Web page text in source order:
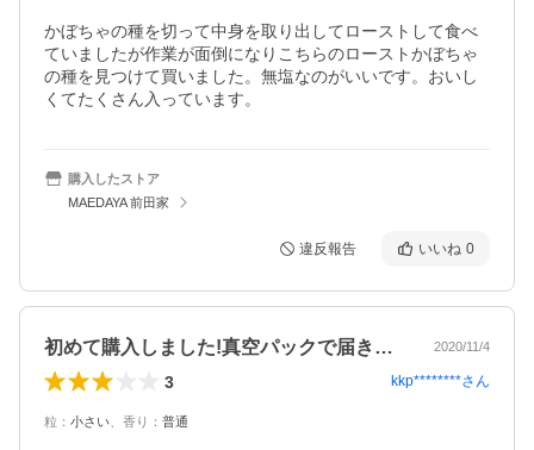
かぼちゃの種を切って中身を取り出してローストして食べ
ていましたが作業が面倒になりこちらのローストかぼちゃ
の種を見つけて買いました。無塩なのがいいです。おいし
くてたくさん入っています。
購入したストア
MAEDAYA 前田家
違反報告 いいね 0
初めて購入しました!真空パックで届きま… 2020/11/4
3 kkp********さん
粒 ： 小さい 香り ： 普通